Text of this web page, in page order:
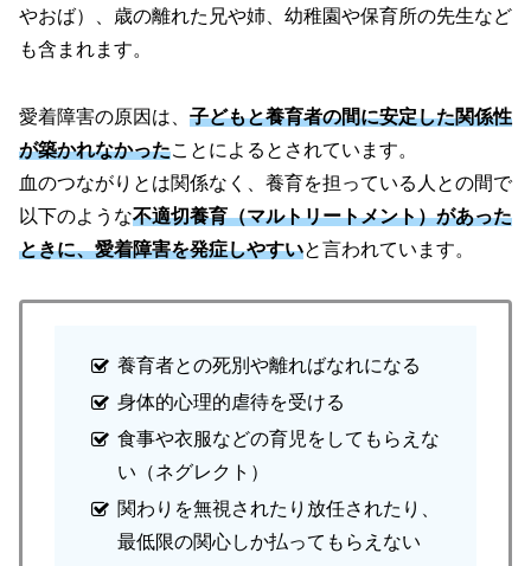
やおば）
、歳の離れた兄や姉、幼稚園や保育所の先生など
も含まれます。
愛着障害の原因は、 子どもと養育者の間に安定した関係性
が築かれなかったことによるとされています。
血のつながりとは関係なく、養育を担っている人との間で
以下のような不適切養育（マルトリートメント）があった
ときに、愛着障害を発症しやすいと言われています。
養育者との死別や離ればなれになる
身体的心理的虐待を受ける
食事や衣服などの育児をしてもらえな
い （ネグレクト）
関わりを無視されたり放任されたり、
最低限の関心しか払ってもらえない